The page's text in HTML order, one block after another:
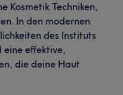
Kosmetik Techniken,
In den modernen
des Instituts
eine effektive,
die deine Haut